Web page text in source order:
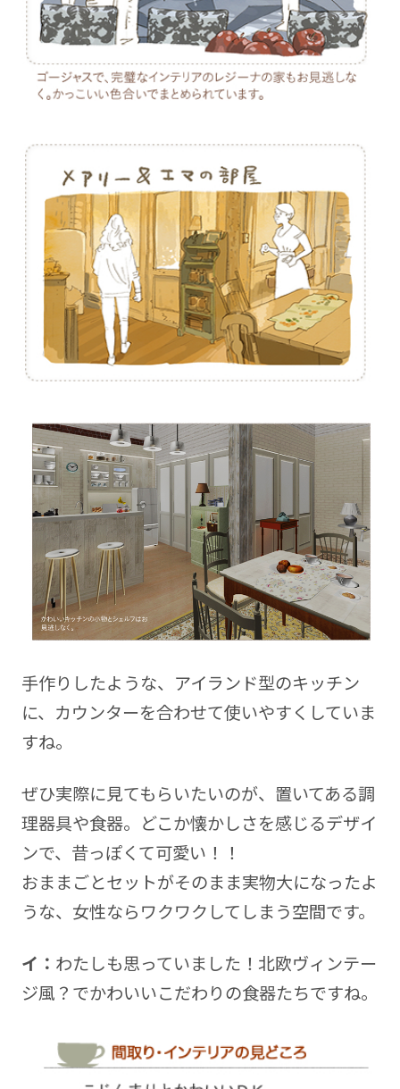
手作りしたような、アイランド型のキッチン
に、カウンターを合わせて使いやすくしていま
すね。
ぜひ実際に見てもらいたいのが、置いてある調
理器具や食器。どこか懐かしさを感じるデザイ
ンで、昔っぽくて可愛い！！
おままごとセットがそのまま実物大になったよ
うな、女性ならワクワクしてしまう空間です。
イ： わたしも思っていました！北欧ヴィンテー
ジ風？でかわいいこだわりの食器たちですね。